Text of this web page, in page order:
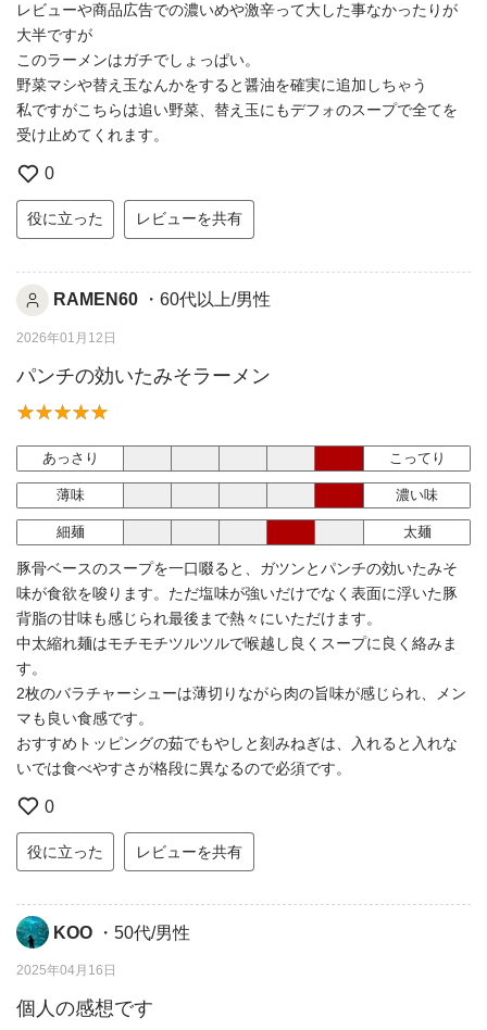
レビューや商品広告での濃いめや激辛って大した事なかったりが
大半ですが
このラーメンはガチでしょっぱい。
野菜マシや替え玉なんかをすると醤油を確実に追加しちゃう
私ですがこちらは追い野菜、替え玉にもデフォのスープで全てを
受け止めてくれます。
0
役に立った レビューを共有
RAMEN60 ・60代以上/男性
2026年01月12日
パンチの効いたみそラーメン
あっさり こってり
薄味 濃い味
細麺 太麺
豚骨ベースのスープを一口啜ると、ガツンとパンチの効いたみそ
味が食欲を唆ります。ただ塩味が強いだけでなく表面に浮いた豚
背脂の甘味も感じられ最後まで熱々にいただけます。
中太縮れ麺はモチモチツルツルで喉越し良くスープに良く絡みま
す。
2枚のバラチャーシューは薄切りながら肉の旨味が感じられ、メン
マも良い食感です。
おすすめトッピングの茹でもやしと刻みねぎは、入れると入れな
いでは食べやすさが格段に異なるので必須です。
0
役に立った レビューを共有
KOO ・50代/男性
2025年04月16日
個人の感想です